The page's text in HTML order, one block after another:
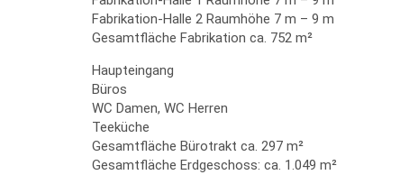
Fabrikation-Halle 2 Raumhöhe 7 m – 9 m
Gesamtfläche Fabrikation ca. 752 m²
Haupteingang
Büros
WC Damen, WC Herren
Teeküche
Gesamtfläche Bürotrakt ca. 297 m²
Gesamtfläche Erdgeschoss: ca. 1.049 m²